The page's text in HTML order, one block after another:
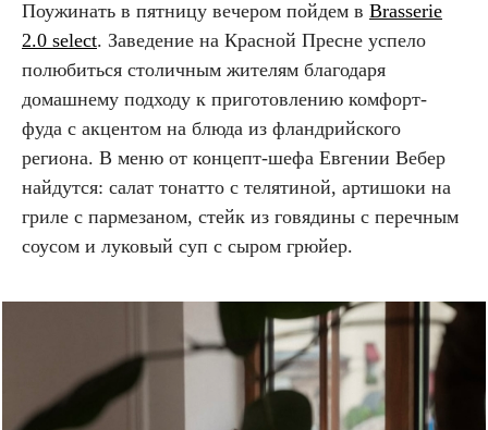
Поужинать в пятницу вечером пойдем в Brasserie
2.0 select. Заведение на Красной Пресне успело
полюбиться столичным жителям благодаря
домашнему подходу к приготовлению комфорт-
фуда с акцентом на блюда из фландрийского
региона. В меню от концепт-шефа Евгении Вебер
найдутся: салат тонатто с телятиной, артишоки на
гриле с пармезаном, стейк из говядины с перечным
соусом и луковый суп с сыром грюйер.